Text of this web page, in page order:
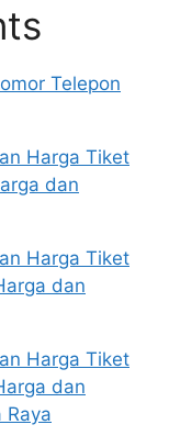
Telepon
Harga Tiket
dan
Harga Tiket
dan
Harga Tiket
dan
Raya